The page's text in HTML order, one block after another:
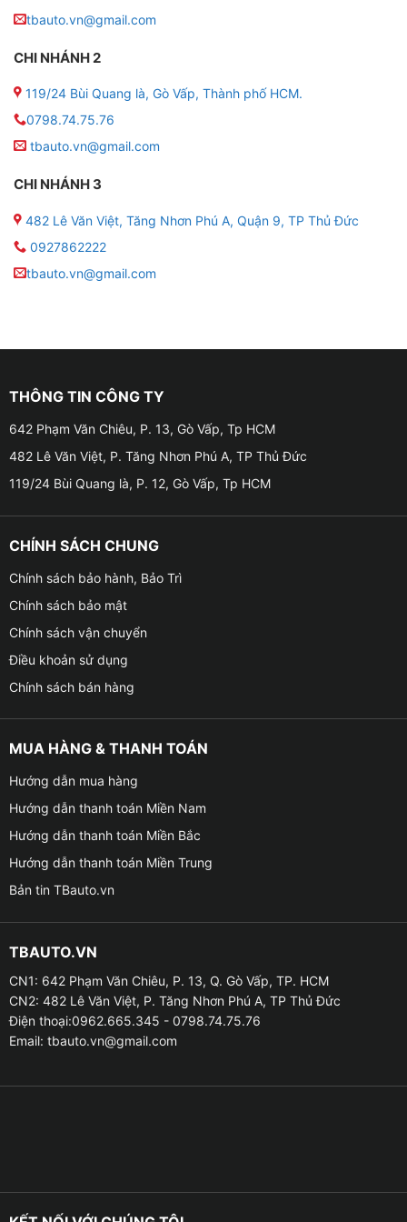
☁ Đặc tính tự phục hồi và khiến nó khôi phục đến 98%
trạng thái ban đầu
Công nghệ tự chữa lành và có thể tự động phục hồi
khỏi các vết xước nhỏ và vết xoáy bằng Nguồn nhiệt
thuộc bất kỳ loại nào (ví dụ: Mặt trời, nước nóng,
☁ Siêu bóng loáng , siêu cứng cáp và siêu kỵ nước.
Nó cũng có khả năng bảo vệ vượt trội tình trạng
chống lại sự ăn mòn, oxy hóa, graffiti, phân chim, nhựa
của cây và bất kỳ chất gây ô nhiễm khác hoặc cặn
bẩn nào khác từ bầu khí quyển.
☁ Cực kỳ bền bỉ với dung môi, dung dịch axit, hàm
☁ Độ bền vượt trội : Bảo hành sản phẩm lên đến 5
năm. Đạt được độ kết dính 100% giữa sản phẩm và bề
mặt sơn.
9( Thủ Đức ) Tphcm
tbauto.vn@gmail.com
CHI NHÁNH 2
119/24 Bùi Quang là, Gò Vấp, Thành phố HCM.
0798.74.75.76
tbauto.vn@gmail.com
CHI NHÁNH 3
482 Lê Văn Việt, Tăng Nhơn Phú A, Quận 9, TP Thủ Đức
0927862222
tbauto.vn@gmail.com
THÔNG TIN CÔNG TY
642 Phạm Văn Chiêu, P. 13, Gò Vấp, Tp HCM
482 Lê Văn Việt, P. Tăng Nhơn Phú A, TP Thủ Đức
119/24 Bùi Quang là, P. 12, Gò Vấp, Tp HCM
CHÍNH SÁCH CHUNG
Chính sách bảo hành, Bảo Trì
Chính sách bảo mật
Chính sách vận chuyển
Điều khoản sử dụng
Chính sách bán hàng
MUA HÀNG & THANH TOÁN
Hướng dẫn mua hàng
Hướng dẫn thanh toán Miền Nam
Hướng dẫn thanh toán Miền Bắc
Hướng dẫn thanh toán Miền Trung
Bản tin TBauto.vn
TBAUTO.VN
CN1: 642 Phạm Văn Chiêu, P. 13, Q. Gò Vấp, TP. HCM
CN2: 482 Lê Văn Việt, P. Tăng Nhơn Phú A, TP Thủ Đức
Điện thoại:0962.665.345 - 0798.74.75.76
Email: tbauto.vn@gmail.com